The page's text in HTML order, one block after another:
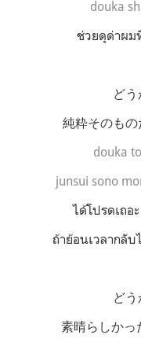
douka
ช่วยดุด่าผม
ど
純粋そのも
douka
junsui sono
ได้โปรดเถอ
ถ้าย้อนเวลากลับ
ど
素晴らしかっ